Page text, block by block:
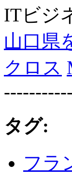
ITビジ
山口県
クロス
タグ:
フラ